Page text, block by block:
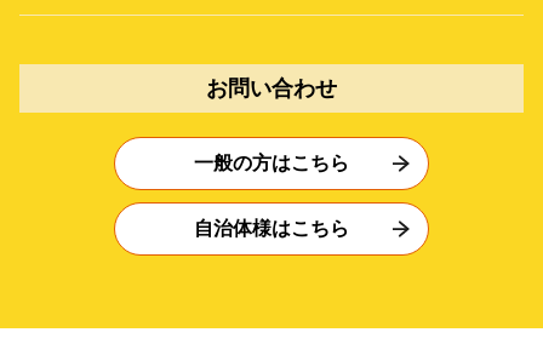
お問い合わせ
一般の方はこちら
自治体様はこちら